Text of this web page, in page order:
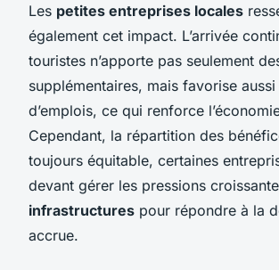
Les petites entreprises locales
également cet impact. L’arrivée
touristes n’apporte pas seulement
supplémentaires, mais favorise
d’emplois, ce qui renforce
Cependant, la répartition des
toujours équitable, certaines
devant gérer les pressions
infrastructures pour répondre à la
accrue.